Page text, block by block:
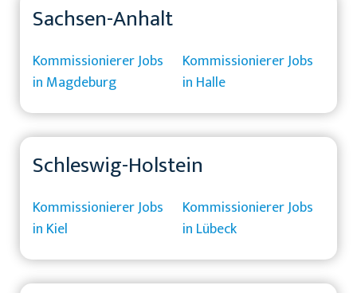
Sachsen-Anhalt
Kommissionierer Jobs
in Magdeburg
Kommissionierer Jobs
in Halle
Schleswig-Holstein
Kommissionierer Jobs
in Kiel
Kommissionierer Jobs
in Lübeck